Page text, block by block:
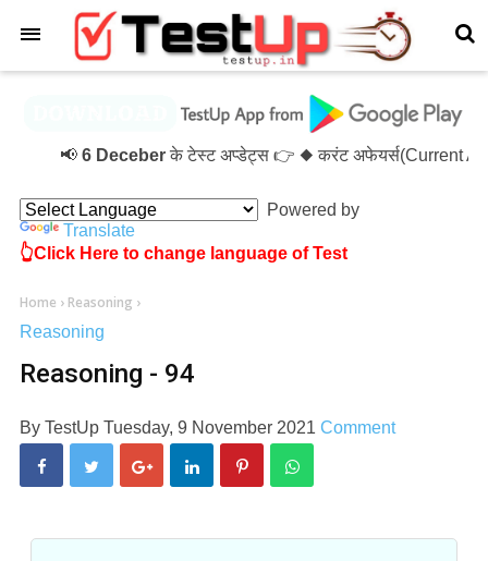
6 Deceberके टेस्ट अप्डेट्स 👉 ◆ करंट अफेयर्स(Current
Powered by
Translate
👆Click Here to change language of Test
Home › Reasoning ›
Reasoning
Reasoning - 94
By TestUp Tuesday, 9 November 2021 Comment